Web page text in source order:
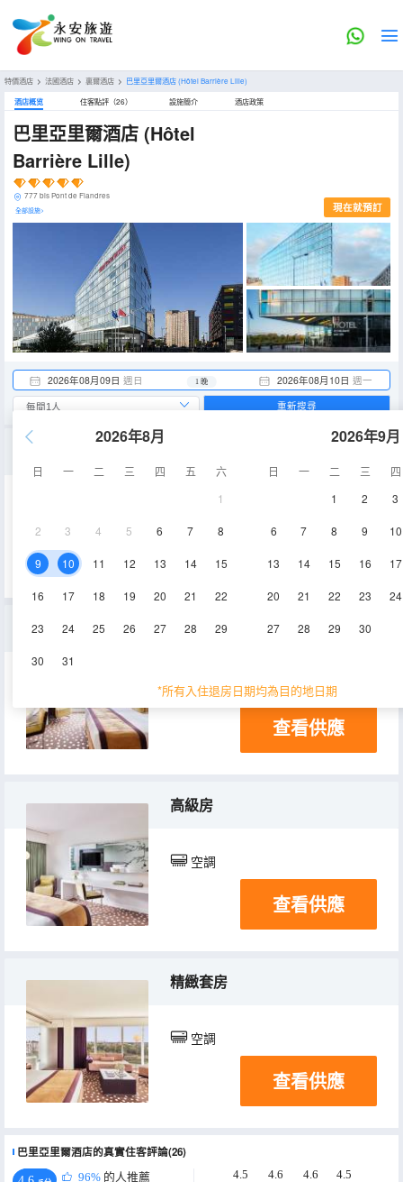
特價酒店 > 法國酒店 > 裏爾酒店 > 巴里亞里爾酒店(Hôtel Barrière Lille)
酒店概览 住客點評（26） 設施簡介 酒店政策
巴里亞里爾酒店 (Hôtel
Barrière Lille)
777 bis Pont de Flandres
全部設施> 現在就預訂
2026年08月09日 週日 2026年08月10日 週一
1 晚
2026年8月
日 一 二 三 四 五
六
1
2 3 4 5 6 7 8
9 10 11 12 13 14 15
16 17 18 19 20 21 22
23 24 25 26 27 28 29
30 31
2026年9月
日 一 二 三
四
1
2 3
6 7 8 9 10
13 14 15 16 17
20 21 22 23 24
27 28 29 30
*所有入住退房日期均為目的地日期
重新搜尋
豪華房
空調
查看供應
高級房
空調
查看供應
精緻套房
空調
查看供應
巴里亞里爾酒店的真實住客評論(26)
96% 的人推薦 4.5 4.6 4.6 4.5